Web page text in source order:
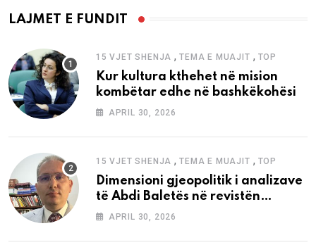
LAJMET E FUNDIT
15 VJET SHENJA ,TEMA E MUAJIT , TOP
Kur kultura kthehet në mision
kombëtar edhe në bashkëkohësi
APRIL 30, 2026
15 VJET SHENJA ,TEMA E MUAJIT , TOP
Dimensioni gjeopolitik i analizave
të Abdi Baletës në revistën
“Shenja”
APRIL 30, 2026